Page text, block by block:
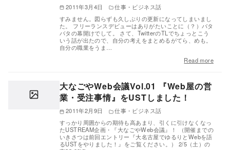
2011年3月4日
仕事・ビジネス話
すみません。図らずも久しぶりの更新になってしまいまし
た。 フリーランスデビューはありがたいことに（？）バタ
バタの幕開けでして。 さて、TwitterのTLでちょっとこう
いう話が出たので、自分の考えをまとめるがてら、めも。
自分の職業をうま…
Read more
大なごやWeb会議Vol.01 『Web屋の営
業・受注事情』をUSTしました！
2011年2月9日
仕事・ビジネス話
すっかり周囲からの期待も高あまり、引くに引けなくなっ
たUSTREAM企画・『大なごやWeb会議』！ （開催までの
いきさつは前回エントリー『大名古屋でゆるりとWebを語
るUSTをやりました！』をご覧ください。） 2/5（土）の